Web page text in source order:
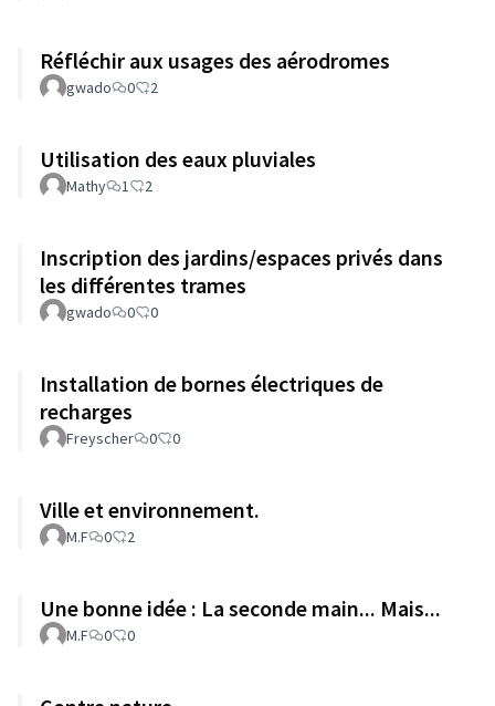
Réfléchir aux usages des aérodromes
gwado 0 2
Utilisation des eaux pluviales
Mathy 1 2
Inscription des jardins/espaces privés dans
les différentes trames
gwado 0 0
Installation de bornes électriques de
recharges
Freyscher 0 0
Ville et environnement.
M.F 0 2
Une bonne idée : La seconde main... Mais...
M.F 0 0